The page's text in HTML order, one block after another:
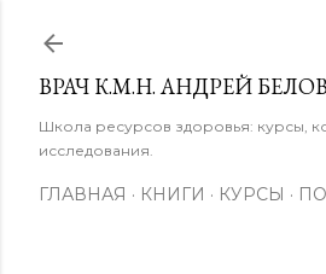
ВРАЧ К.М.Н. АНДРЕЙ
Школа ресурсов здоровья: курсы,
исследования.
ГЛАВНАЯ КНИГИ КУРСЫ